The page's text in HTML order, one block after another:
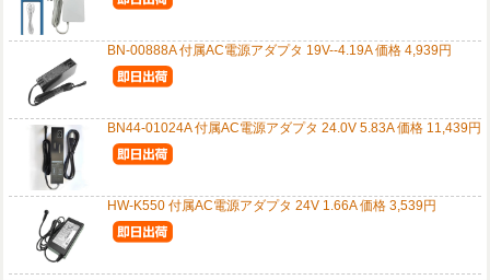
BN-00888A 付属AC電源アダプタ 19V--4.19A 価格 4,939円
BN44-01024A 付属AC電源アダプタ 24.0V 5.83A 価格 11,439円
HW-K550 付属AC電源アダプタ 24V 1.66A 価格 3,539円